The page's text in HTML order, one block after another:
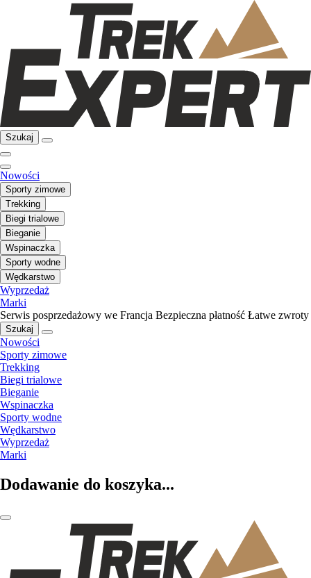
Szukaj
Nowości
Sporty zimowe
Trekking
Biegi trialowe
Bieganie
Wspinaczka
Sporty wodne
Wędkarstwo
Wyprzedaż
Marki
Serwis posprzedażowy we Francja Bezpieczna płatność Łatwe zwroty
Szukaj
Nowości
Sporty zimowe
Trekking
Biegi trialowe
Bieganie
Wspinaczka
Sporty wodne
Wędkarstwo
Wyprzedaż
Marki
Dodawanie do koszyka...